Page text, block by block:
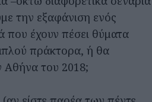
την εξαφάνιση ενός
έχουν πέσει θύματα
πράκτορα, ή θα
Αθήνα του 2018;